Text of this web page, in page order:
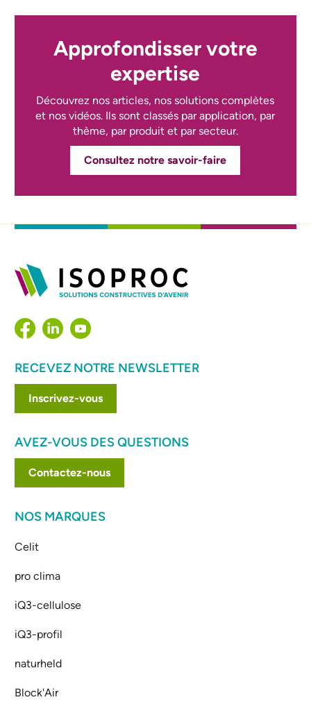
Approfondisser votre
expertise
Découvrez nos articles, nos solutions complètes
et nos vidéos. Ils sont classés par application, par
thème, par produit et par secteur.
Consultez notre savoir-faire
RECEVEZ NOTRE NEWSLETTER
Inscrivez-vous
AVEZ-VOUS DES QUESTIONS
Contactez-nous
NOS MARQUES
Celit
pro clima
iQ3-cellulose
iQ3-profil
naturheld
Block'Air